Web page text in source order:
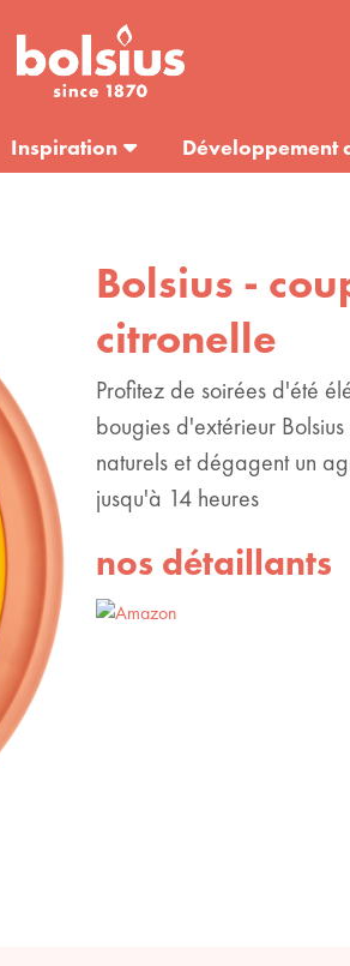
Inspiration Développement
Bolsius -
citronelle
Profitez de soirées d'été
bougies d'extérieur
naturels et dégagent un
jusqu'à 14 heures
nos détaillants